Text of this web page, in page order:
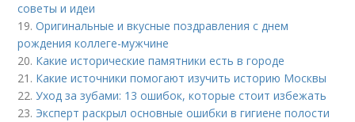
советы и идеи
19.Оригинальные и вкусные поздравления с днем
рождения коллеге-мужчине
20. Какие исторические памятники есть в городе
21. Какие источники помогают изучить историю Москвы
22.Уход за зубами: 13 ошибок, которые стоит избежать
23. Эксперт раскрыл основные ошибки в гигиене полости